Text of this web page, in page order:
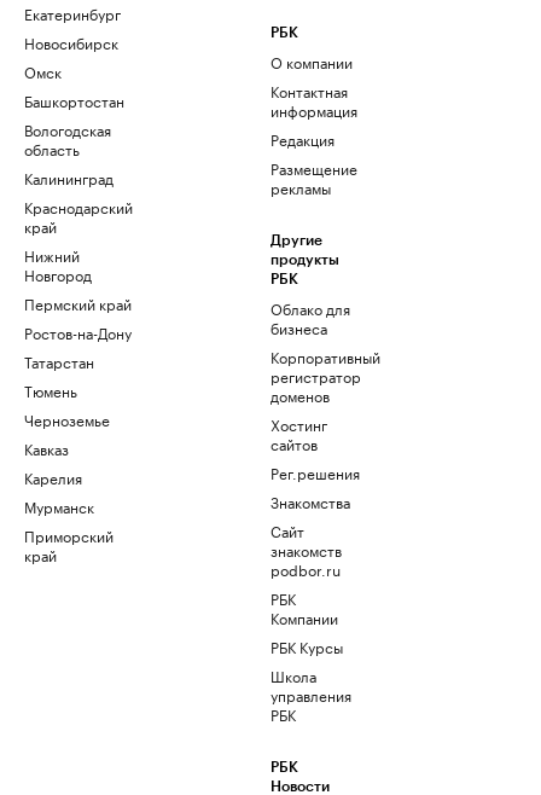
Екатеринбург
Новосибирск
Омск
Башкортостан
Вологодская
область
Калининград
Краснодарский
край
Нижний
Новгород
Пермский край
Ростов-на-Дону
Татарстан
Тюмень
Черноземье
Кавказ
Карелия
Мурманск
Приморский
край
РБК
О компании
Контактная
информация
Редакция
Размещение
рекламы
Другие
продукты
РБК
Облако для
бизнеса
Корпоративный
регистратор
доменов
Хостинг
сайтов
Рег.решения
Знакомства
Сайт
знакомств
podbor.ru
РБК
Компании
РБК Курсы
Школа
управления
РБК
РБК
Новости